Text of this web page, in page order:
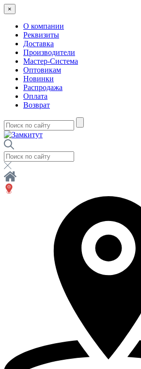
×
О компании
Реквизиты
Доставка
Производители
Мастер-Система
Оптовикам
Новинки
Распродажа
Оплата
Возврат